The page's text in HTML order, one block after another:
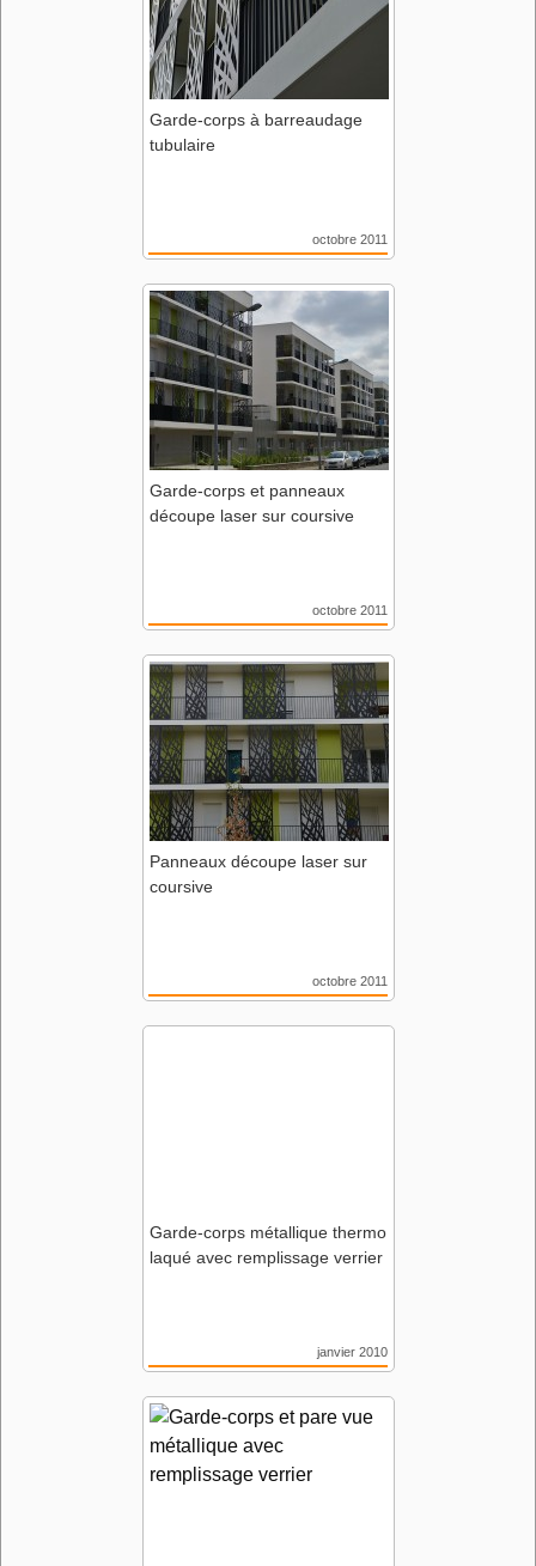
Garde-corps à barreaudage
tubulaire
octobre 2011
44 Nantes
Agence Rocheteau-Saillard
Garde-corps et panneaux
découpe laser sur coursive
octobre 2011
44 Nantes
Agence Rocheteau-Saillard
Panneaux découpe laser sur
coursive
octobre 2011
Garde-corps métallique thermo
laqué avec remplissage verrier
janvier 2010
Fonderies
Nantes (44)
Agence Atelier de l’Ile de
Nantes